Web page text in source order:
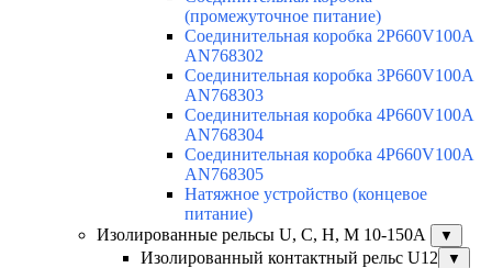
(промежуточное питание)
Соединительная коробка 2P660V100A
AN768302
Соединительная коробка 3P660V100A
AN768303
Соединительная коробка 4P660V100A
AN768304
Соединительная коробка 4P660V100A
AN768305
Натяжное устройство (концевое
питание)
Изолированные рельсы U, C, H, M 10-150А
▼
Изолированный контактный рельс U12 ▼